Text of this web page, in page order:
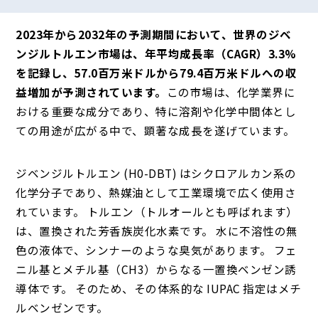
2023年から2032年の予測期間において、世界のジベ
ンジルトルエン市場は、年平均成長率（CAGR）3.3%
を記録し、57.0百万米ドルから79.4百万米ドルへの収
益増加が予測されています。 この市場は、化学業界に
おける重要な成分であり、特に溶剤や化学中間体とし
ての用途が広がる中で、顕著な成長を遂げています。
ジベンジルトルエン (H0-DBT) はシクロアルカン系の
化学分子であり、熱媒油として工業環境で広く使用さ
れています。 トルエン（トルオールとも呼ばれます）
は、置換された芳香族炭化水素です。 水に不溶性の無
色の液体で、シンナーのような臭気があります。 フェ
ニル基とメチル基（CH3）からなる一置換ベンゼン誘
導体です。 そのため、その体系的な IUPAC 指定はメチ
ルベンゼンです。